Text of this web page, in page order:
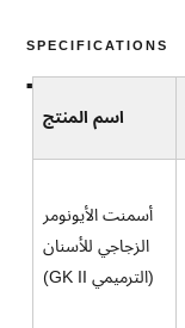
SPECIFICATIONS
اسم المنتج
أسمنت الأيونومر
الزجاجي للأسنان
(GK II الترميمي)